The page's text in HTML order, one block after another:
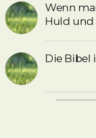
Wenn
Huld
Die Bibel